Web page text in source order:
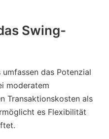
Swing-
das Potenzial
moderatem
Transaktionskosten als
es Flexibilität